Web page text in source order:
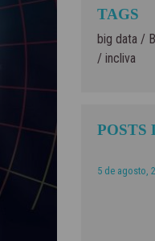
TAGS
big data /
/incliva
POSTS
5 de agosto,